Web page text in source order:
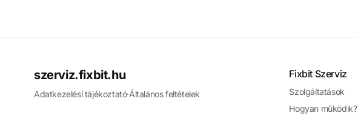
szerviz.fixbit.hu
Adatkezelési tájékoztató·Általános feltételek
Fixbit Szerviz
Szolgáltatások
Hogyan működik?